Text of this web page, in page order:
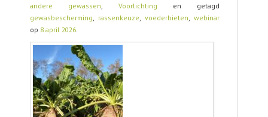
TOOLS
AGENDA
OVER LCV
CONTACT
andere gewassen, Voorlichting en getagd
gewasbescherming, rassenkeuze, voederbieten, webinar
op 8 april 2026.